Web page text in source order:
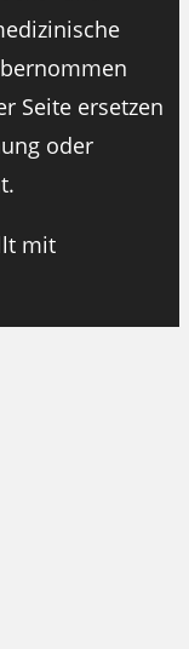
Seite ersetzen
oder
mit